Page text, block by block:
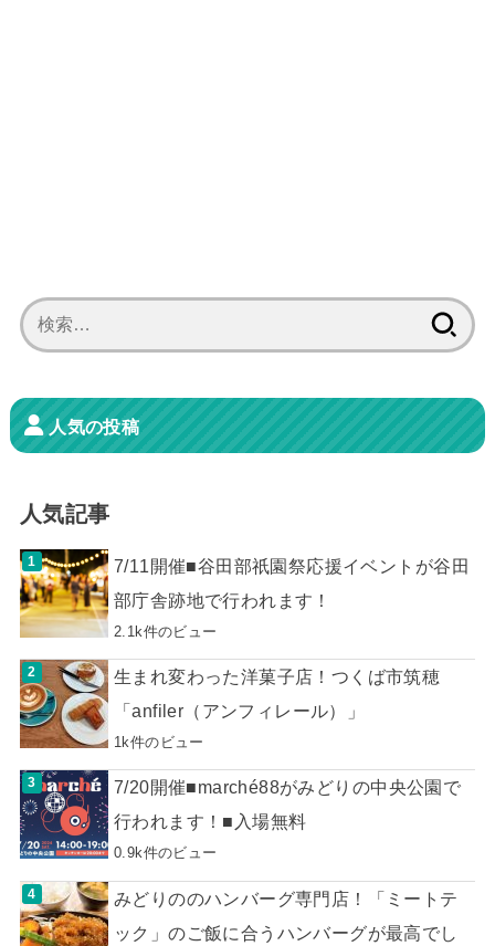
索:
人気の投稿
人気記事
7/11開催■谷田部祇園祭応援イベントが谷田
部庁舎跡地で行われます！
2.1k件のビュー
生まれ変わった洋菓子店！つくば市筑穂
「anfiler（アンフィレール）」
1k件のビュー
7/20開催■marché88がみどりの中央公園で
行われます！■入場無料
0.9k件のビュー
みどりののハンバーグ専門店！「ミートテ
ック」のご飯に合うハンバーグが最高でし